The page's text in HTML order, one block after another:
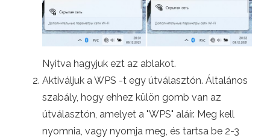
Nyitva hagyjuk ezt az ablakot.
Aktiváljuk a WPS -t egy útválasztón. Általános
szabály, hogy ehhez külön gomb van az
útválasztón, amelyet a "WPS" aláír. Meg kell
nyomnia, vagy nyomja meg, és tartsa be 2-3